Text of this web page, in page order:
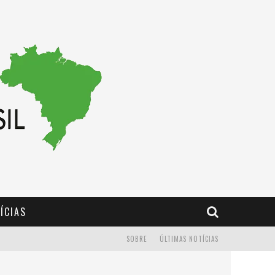
ÚLTIMAS NOTÍCIAS
SOBRE